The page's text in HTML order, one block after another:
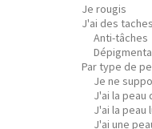
Je rougis
J'ai des taches
Anti-tâches
Par type de
Je ne
J'ai la peau
J'ai la peau
J'ai une